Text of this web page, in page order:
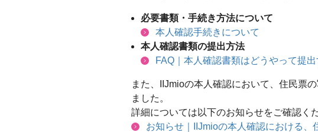
必要書類・手続き方法について
本人確認手続きについて
本人確認書類の提出方法
FAQ｜本人確認書類はどうやって提
また、IIJmioの本人確認において、住民票
ました。
詳細については以下のお知らせをご確認く
お知らせ｜IIJmioの本人確認における